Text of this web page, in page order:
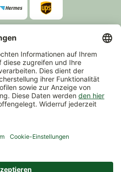
Mehrwertsteuer zzgl.Versand
sind Gutscheine und
Events.